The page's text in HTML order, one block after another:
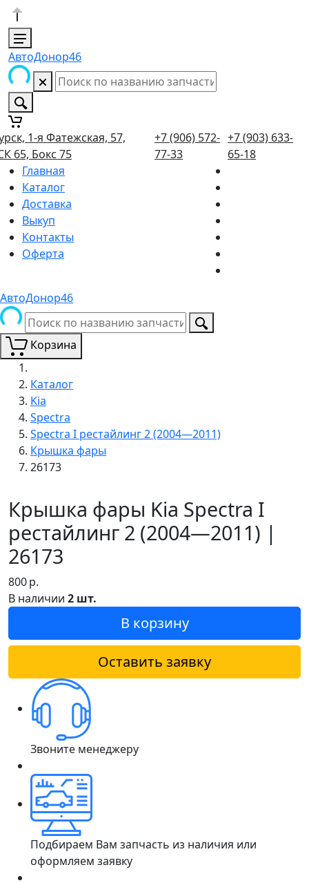
АвтоДонор46
1-я Фатежская, 57,
65, Бокс 75
+7 (906) 572-
77-33
+7 (903) 633-
65-18
Главная
Каталог
Доставка
Выкуп
Контакты
Оферта
АвтоДонор46
Корзина
Каталог
Kia
Spectra
Spectra I рестайлинг 2 (2004—2011)
Крышка фары
26173
Крышка фары Kia Spectra I
рестайлинг 2 (2004—2011) |
26173
800р.
В наличии 2 шт.
В корзину
Оставить заявку
Звоните менеджеру
Подбираем Вам запчасть из наличия или
оформляем заявку